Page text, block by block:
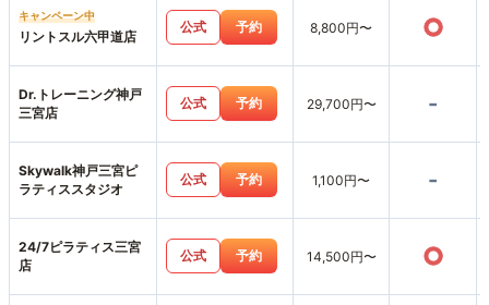
キャンペーン中
リントスル六甲道店
公式 予約 8,800円〜 ○
Dr.トレーニング神戸
三宮店
公式 予約 29,700円〜 -
Skywalk神戸三宮ピ
ラティススタジオ
公式 予約 1,100円〜 -
24/7ピラティス三宮
店
公式 予約 14,500円〜 ○